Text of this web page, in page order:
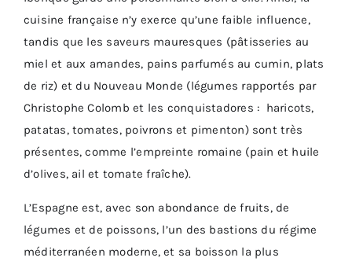
cuisine française n’y exerce qu’une faible influence,
tandis que les saveurs mauresques (pâtisseries au
miel et aux amandes, pains parfumés au cumin, plats
de riz) et du Nouveau Monde (légumes rapportés par
Christophe Colomb et les conquistadores : haricots,
patatas, tomates, poivrons et pimenton) sont très
présentes, comme l’empreinte romaine (pain et huile
d’olives, ail et tomate fraîche).
L’Espagne est, avec son abondance de fruits, de
légumes et de poissons, l’un des bastions du régime
méditerranéen moderne, et sa boisson la plus